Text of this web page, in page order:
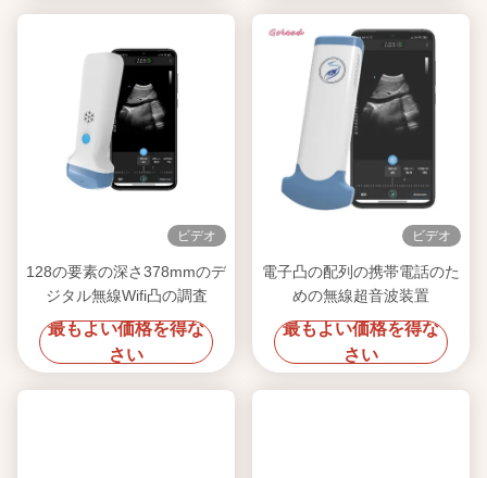
ビデオ
128の要素の深さ378mmのデ
ジタル無線Wifi凸の調査
最もよい価格を得な
さい
ビデオ
電子凸の配列の携帯電話のた
めの無線超音波装置
最もよい価格を得な
さい